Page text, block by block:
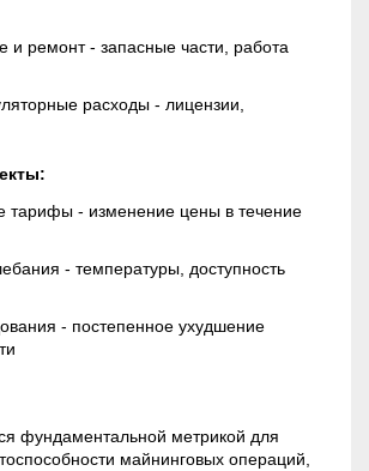
и ремонт - запасные части, работа
расходы - лицензии,
тарифы - изменение цены в течение
- температуры, доступность
- постепенное ухудшение
фундаментальной метрикой для
майнинговых операций,